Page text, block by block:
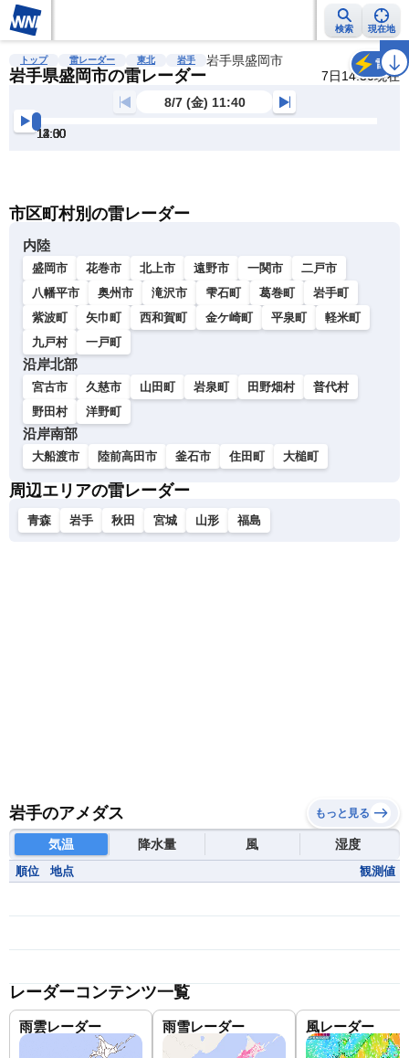
検索 現在地
雨雲レーダー 台風情報 地震情報 警報・注意報 2週間天気 ラ
トップ 雷レーダー 東北 岩手 岩手県盛岡市
岩手県盛岡市の雷レーダー 7日14:30現在
雷
8/7 (金) 11:40
12:00
12:30
13:00
13:30
14:00
14:30
市区町村別の雷レーダー
内陸
盛岡市 花巻市 北上市 遠野市 一関市
二戸市
八幡平市
奥州市 滝沢市 雫石町 葛巻町
岩手町
紫波町
矢巾町 西和賀町 金ケ崎町 平泉町
軽米町
九戸村
一戸町
沿岸北部
宮古市 久慈市 山田町 岩泉町 田野畑村
普代村
野田村
洋野町
沿岸南部
大船渡市 陸前高田市 釜石市 住田町 大槌町
周辺エリアの雷レーダー
青森 岩手 秋田 宮城 山形 福島
岩手のアメダス もっと見る
気温 降水量 風 湿度
順位 地点 観測値
レーダーコンテンツ一覧
雨雲レーダー 雨雪レーダー 風レーダー